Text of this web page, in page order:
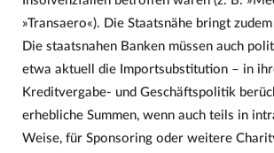
»Transaero«). Die Staatsnähe bringt
Die staatsnahen Banken müssen auch
etwa aktuell die Importsubstitution – in
Kreditvergabe- und Geschäftspolitik
erhebliche Summen, wenn auch teils in
Weise, für Sponsoring oder weitere